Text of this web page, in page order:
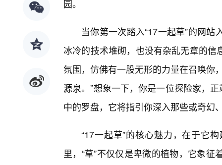
园。
当你第一次踏入“17一起草”的网
冰冷的技术堆砌，也没有杂乱无章的
氛围，仿佛有一股无形的力量在召唤你
源泉。”想象一下，你是一位探险家，
中的罗盘，它将指引你深入那些或奇幻
“17一起草”的核心魅力，在于它
里，“草”不仅仅是卑微的植物，它象